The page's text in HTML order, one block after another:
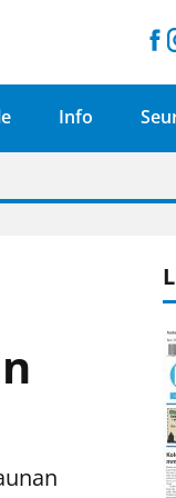
Info
painojäljen
kaupungissa"